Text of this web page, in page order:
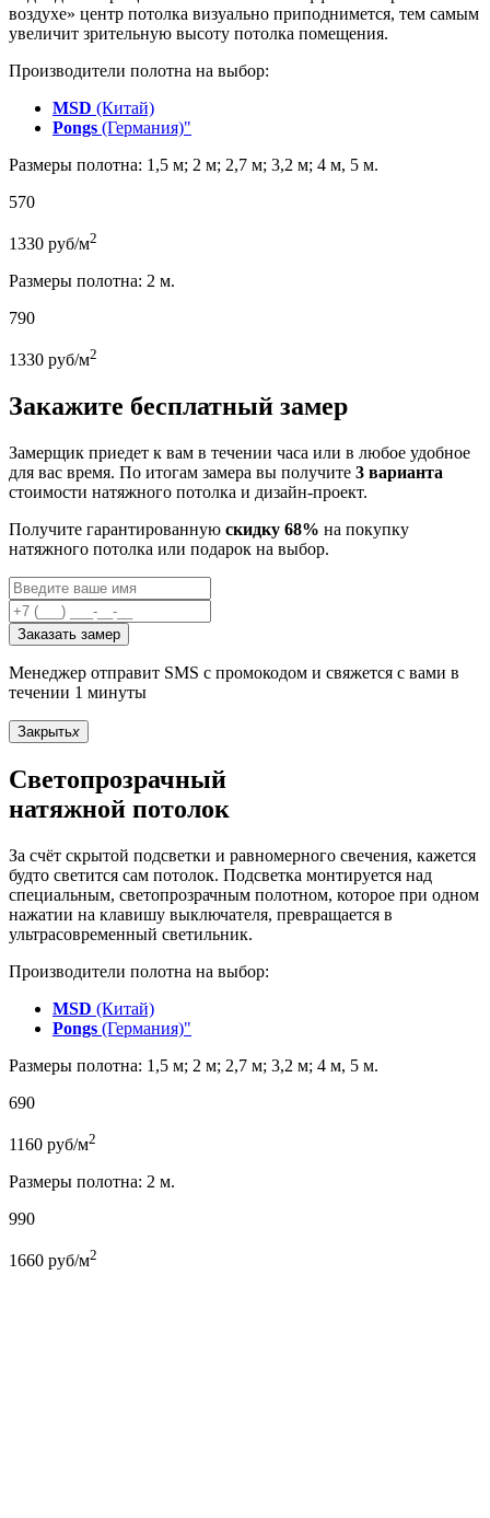
воздухе» центр потолка визуально приподнимется, тем самым
увеличит зрительную высоту потолка помещения.
Производители полотна на выбор:
MSD (Китай)
Pongs (Германия)"
Размеры полотна: 1,5 м; 2 м; 2,7 м; 3,2 м; 4 м, 5 м.
570
1330 руб/м2
Размеры полотна: 2 м.
790
1330 руб/м2
Закажите бесплатный замер
Замерщик приедет к вам в течении часа или в любое удобное
для вас время. По итогам замера вы получите 3 варианта
стоимости натяжного потолка и дизайн-проект.
Получите гарантированную скидку 68% на покупку
натяжного потолка или подарок на выбор.
Заказать замер
Менеджер отправит SMS с промокодом и свяжется с вами в
течении 1 минуты
Закрытьx
Светопрозрачный
натяжной потолок
За счёт скрытой подсветки и равномерного свечения, кажется
будто светится сам потолок. Подсветка монтируется над
специальным, светопрозрачным полотном, которое при одном
нажатии на клавишу выключателя, превращается в
ультрасовременный светильник.
Производители полотна на выбор:
MSD (Китай)
Pongs (Германия)"
Размеры полотна: 1,5 м; 2 м; 2,7 м; 3,2 м; 4 м, 5 м.
690
1160 руб/м2
Размеры полотна: 2 м.
990
1660 руб/м2